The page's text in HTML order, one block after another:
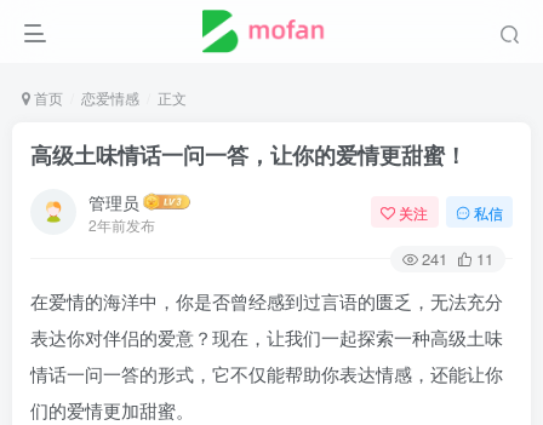
首页 恋爱情感 正文
高级土味情话一问一答，让你的爱情更甜蜜！
管理员
2年前发布
关注 私信
241 11
在爱情的海洋中，你是否曾经感到过言语的匮乏，无法充分
表达你对伴侣的爱意？现在，让我们一起探索一种高级土味
情话一问一答的形式，它不仅能帮助你表达情感，还能让你
们的爱情更加甜蜜。